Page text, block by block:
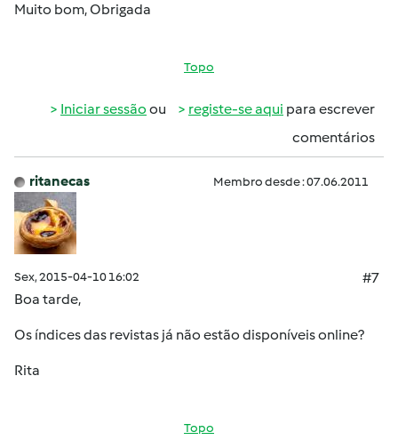
Muito bom, Obrigada
Topo
Iniciar sessão ou registe-se aqui para escrever
comentários
ritanecas Membro desde : 07.06.2011
Sex, 2015-04-10 16:02
#7
Boa tarde,
Os índices das revistas já não estão disponíveis online?
Rita
Topo